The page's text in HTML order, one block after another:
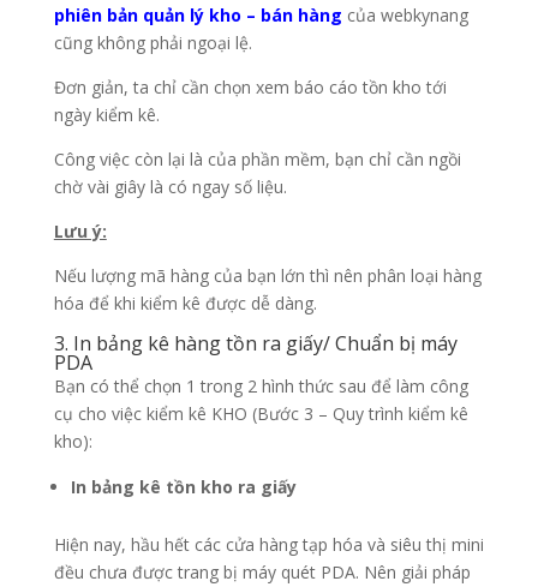
phiên bản quản lý kho – bán hàng của webkynang
cũng không phải ngoại lệ.
Đơn giản, ta chỉ cần chọn xem báo cáo tồn kho tới
ngày kiểm kê.
Công việc còn lại là của phần mềm, bạn chỉ cần ngồi
chờ vài giây là có ngay số liệu.
Lưu ý:
Nếu lượng mã hàng của bạn lớn thì nên phân loại hàng
hóa để khi kiểm kê được dễ dàng.
3. In bảng kê hàng tồn ra giấy/ Chuẩn bị máy
PDA
Bạn có thể chọn 1 trong 2 hình thức sau để làm công
cụ cho việc kiểm kê KHO (Bước 3 – Quy trình kiểm kê
kho):
In bảng kê tồn kho ra giấy
Hiện nay, hầu hết các cửa hàng tạp hóa và siêu thị mini
đều chưa được trang bị máy quét PDA. Nên giải pháp